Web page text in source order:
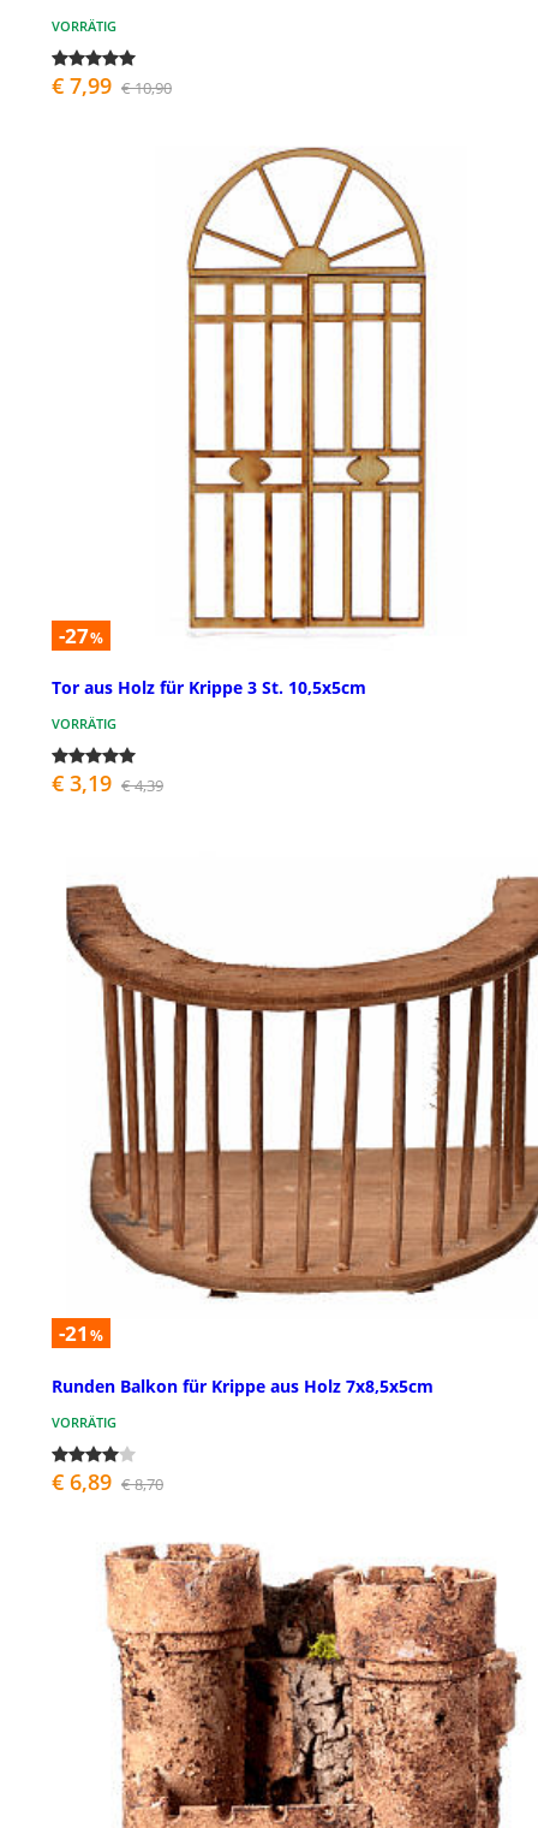
VORRÄTIG
€ 7,99 € 10,90
-27%
Tor aus Holz für Krippe 3 St. 10,5x5cm
VORRÄTIG
€ 3,19 € 4,39
-21 %
Runden Balkon für Krippe aus Holz 7x8,5x5cm
VORRÄTIG
€ 6,89 € 8,70